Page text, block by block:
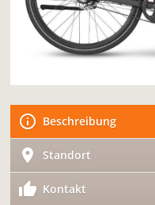
Beschreibung
Standort
Kontakt